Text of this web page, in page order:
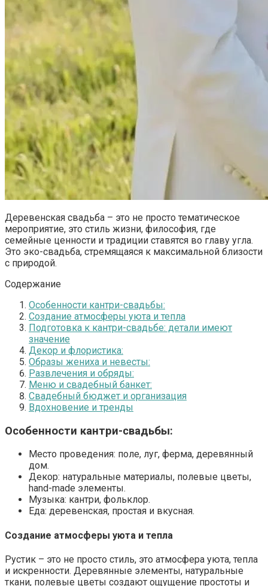
Деревенская свадьба – это не просто тематическое
мероприятие, это стиль жизни, философия, где
семейные ценности и традиции ставятся во главу угла.
Это эко-свадьба, стремящаяся к максимальной близости
с природой.
Содержание
Особенности кантри-свадьбы:
Создание атмосферы уюта и тепла
Подготовка к кантри-свадьбе: детали имеют
значение
Декор и флористика:
Образы жениха и невесты:
Развлечения и обряды:
Меню и свадебный банкет:
Свадебный бюджет и организация
Вдохновение и тренды
Особенности кантри-свадьбы:
Место проведения: поле, луг, ферма, деревянный
дом.
Декор: натуральные материалы, полевые цветы,
hand-made элементы.
Музыка: кантри, фольклор.
Еда: деревенская, простая и вкусная.
Создание атмосферы уюта и тепла
Рустик – это не просто стиль, это атмосфера уюта, тепла
и искренности. Деревянные элементы, натуральные
ткани, полевые цветы создают ощущение простоты и